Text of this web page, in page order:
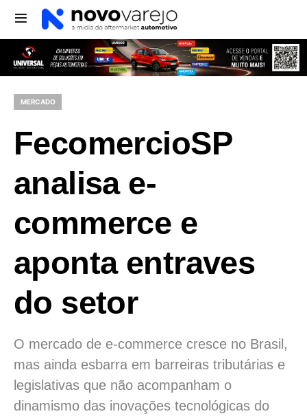
MERCADO
FecomercioSP
analisa e-
commerce e
aponta entraves
do setor
O mercado de e-commerce cresce no Brasil,
mas ainda esbarra em barreiras tributárias e
legislativas que não acompanham o
dinamismo das inovações tecnológicas do